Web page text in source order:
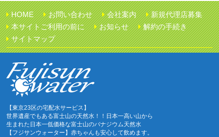
HOME お問い合わせ 会社案内
新規代理店募集
本サイトご利用の前に
お知らせ
解約の手続き
サイトマップ
【東京23区の宅配水サービス】
世界遺産でもある富士山の天然水！！日本一高い山から
生まれた日本一低価格な富士山のバナジウム天然水
【フジサンウォーター】赤ちゃんも安心して飲めます。